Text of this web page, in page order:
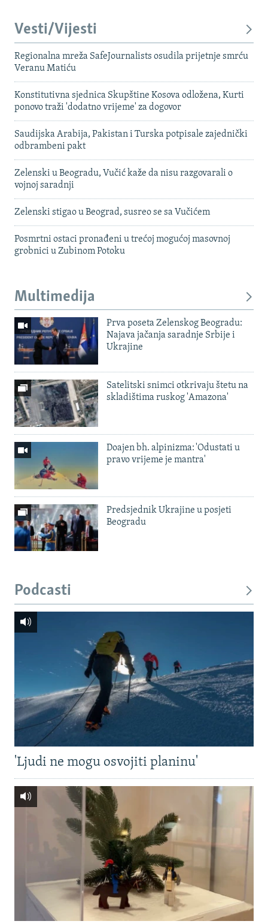
Vesti/Vijesti
Regionalna mreža SafeJournalists osudila prijetnje smrću
Veranu Matiću
Konstitutivna sjednica Skupštine Kosova odložena, Kurti
ponovo traži 'dodatno vrijeme' za dogovor
Saudijska Arabija, Pakistan i Turska potpisale zajednički
odbrambeni pakt
Zelenski u Beogradu, Vučić kaže da nisu razgovarali o
vojnoj saradnji
Zelenski stigao u Beograd, susreo se sa Vučićem
Posmrtni ostaci pronađeni u trećoj mogućoj masovnoj
grobnici u Zubinom Potoku
Multimedija
Prva poseta Zelenskog Beogradu:
Najava jačanja saradnje Srbije i
Ukrajine
Satelitski snimci otkrivaju štetu na
skladištima ruskog 'Amazona'
Doajen bh. alpinizma: 'Odustati u
pravo vrijeme je mantra'
Predsjednik Ukrajine u posjeti
Beogradu
Podcasti
'Ljudi ne mogu osvojiti planinu'